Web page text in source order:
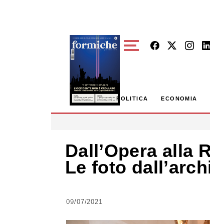
POLITICA ECONOMIA
Dall’Opera alla
Le foto
09/07/2021